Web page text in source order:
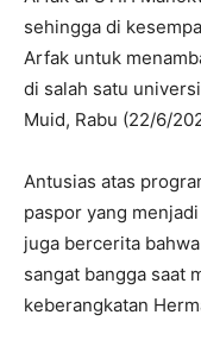
sehingga di
Arfak untuk
di salah satu
Muid, Rabu (22/6/
Antusias atas
paspor yang
juga bercerita
sangat bangga saat
keberangkatan